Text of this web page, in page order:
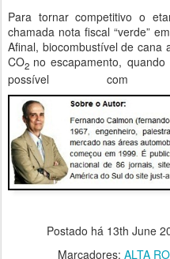
Para tornar competitivo o
chamada nota fiscal “verde”
Afinal, biocombustível de cana
CO2 no escapamento,
possível com
Postado há 13th June
Marcadores: ALTA